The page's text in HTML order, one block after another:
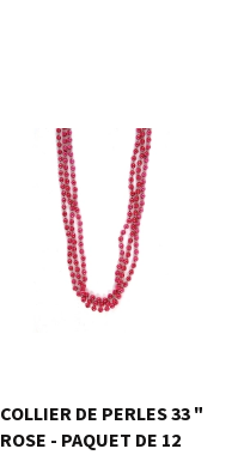
COLLIER DE PERLES 33 "
ROSE - PAQUET DE 12